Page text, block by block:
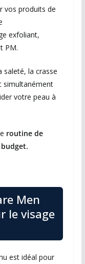
vos produits de
exfoliant,
PM.
saleté, la crasse
simultanément
votre peau à
routine de
Men
le visage
est idéal pour